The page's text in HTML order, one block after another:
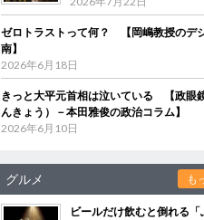
ゼロトラストって何？ 【岡嶋教授のデ
南】
2026年6月18日
きっと大平元首相は泣いている 【政眼
んきょう）－本田雅俊の政治コラム】
2026年6月10日
グルメ も
ビールだけ飲むと倒れる「